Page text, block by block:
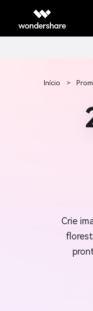
Início >
Crie